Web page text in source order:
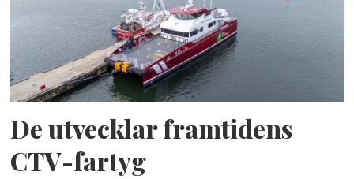
De utvecklar framtidens
CTV-fartyg